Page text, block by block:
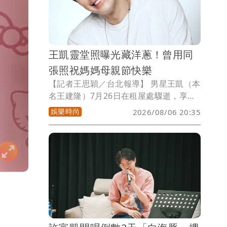
王凱靈堂照曝光藏洋蔥！曾用同
張照祝媽媽母親節快樂
【記者王思穎／台北報導】 男星王凱（本
名王建隆）7月26日在租屋處驟逝，享年
43歲。明（7日）起靈堂連3天開放供親友
弔唁。今靈堂照片曝光，他穿著白色上
衣，露出陽光溫暖笑容，令人無限懷念。
保養品代言而拍攝，曾在母親節時，用這
張照片，發文祝福媽媽母親節快樂，如今
卻是白髮人送黑髮人。
娛樂時尚 2026/08/06 20:35